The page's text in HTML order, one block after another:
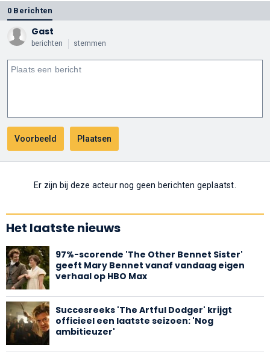
0 Berichten
Gast
berichten stemmen
Er zijn bij deze acteur nog geen berichten geplaatst.
Het laatste nieuws
97%-scorende 'The Other Bennet Sister'
geeft Mary Bennet vanaf vandaag eigen
verhaal op HBO Max
Succesreeks 'The Artful Dodger' krijgt
officieel een laatste seizoen: 'Nog
ambitieuzer'